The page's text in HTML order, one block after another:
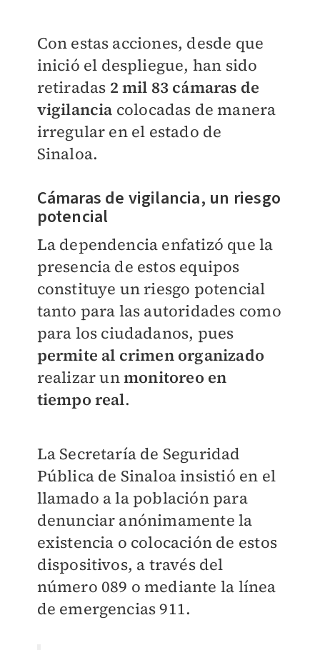
Con estas acciones, desde que
inició el despliegue, han sido
retiradas 2 mil 83 cámaras de
vigilancia colocadas de manera
irregular en el estado de
Sinaloa.
Cámaras de vigilancia, un riesgo
potencial
La dependencia enfatizó que la
presencia de estos equipos
constituye un riesgo potencial
tanto para las autoridades como
para los ciudadanos, pues
permite al crimen organizado
realizar unmonitoreo en
tiempo real.
La Secretaría de Seguridad
Pública de Sinaloa insistió en el
llamado a la población para
denunciar anónimamente la
existencia o colocación de estos
dispositivos, a través del
número 089 o mediante la línea
de emergencias 911.